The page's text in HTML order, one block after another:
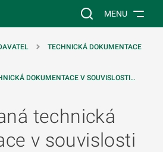
Vyhledávání na
MENU
TECHNICKÁ DOKUMENTACE
DOKUMENTACE V SOUVISLOSTI…
technická
v souvislosti